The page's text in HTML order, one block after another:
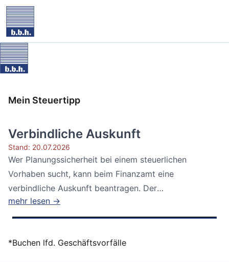
Mein Steuertipp
Verbindliche Auskunft
Stand: 20.07.2026
Wer Planungssicherheit bei einem steuerlichen
Vorhaben sucht, kann beim Finanzamt eine
verbindliche Auskunft beantragen. Der
Bundesfinanzhof...
mehr lesen →
*Buchen lfd. Geschäftsvorfälle